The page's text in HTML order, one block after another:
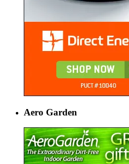
Aero Garden